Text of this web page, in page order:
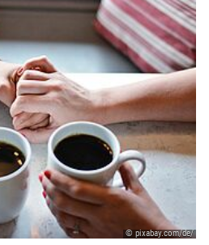
© pixabay.com/de/